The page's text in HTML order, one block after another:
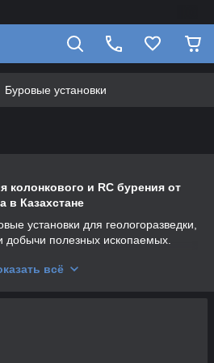
Буровые установки
колонкового и RC бурения от
в Казахстане
установки для геологоразведки,
добычи полезных ископаемых.
BQ, NQ, HQ, PQ
всё